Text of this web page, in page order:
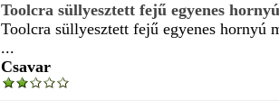
Toolcra süllyesztett fejű egyenes
Toolcra süllyesztett fejű egyenes hornyú
...
Csavar